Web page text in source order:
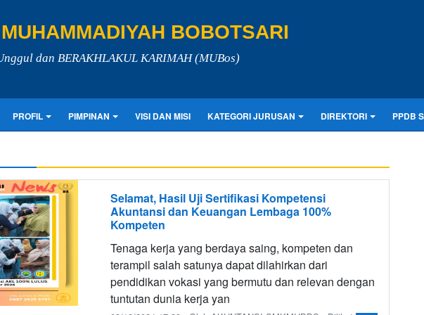
BOBOTSARI
dan BERAKHLAKUL KARIMAH (MUBos)
PROFIL PIMPINAN VISI DAN MISI KATEGORI JURUSAN DIREKTORI PPDB
Selamat, Hasil Uji Sertifikasi Kompetensi
Akuntansi dan Keuangan Lembaga 100%
Kompeten
Tenaga kerja yang berdaya saing, kompeten dan
terampil salah satunya dapat dilahirkan dari
pendidikan vokasi yang bermutu dan relevan dengan
tuntutan dunia kerja yan